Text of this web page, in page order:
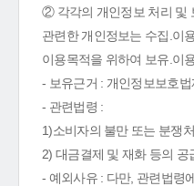
② 각각의 개인정보 처리 및
관련한 개인정보는 수집.이
이용목적을 위하여 보유.이
- 보유근거 : 개인정보보호
- 관련법령 :
1)소비자의 불만 또는 분쟁
2) 대금결제 및 재화 등의 공
- 예외사유 : 다만, 관련법령